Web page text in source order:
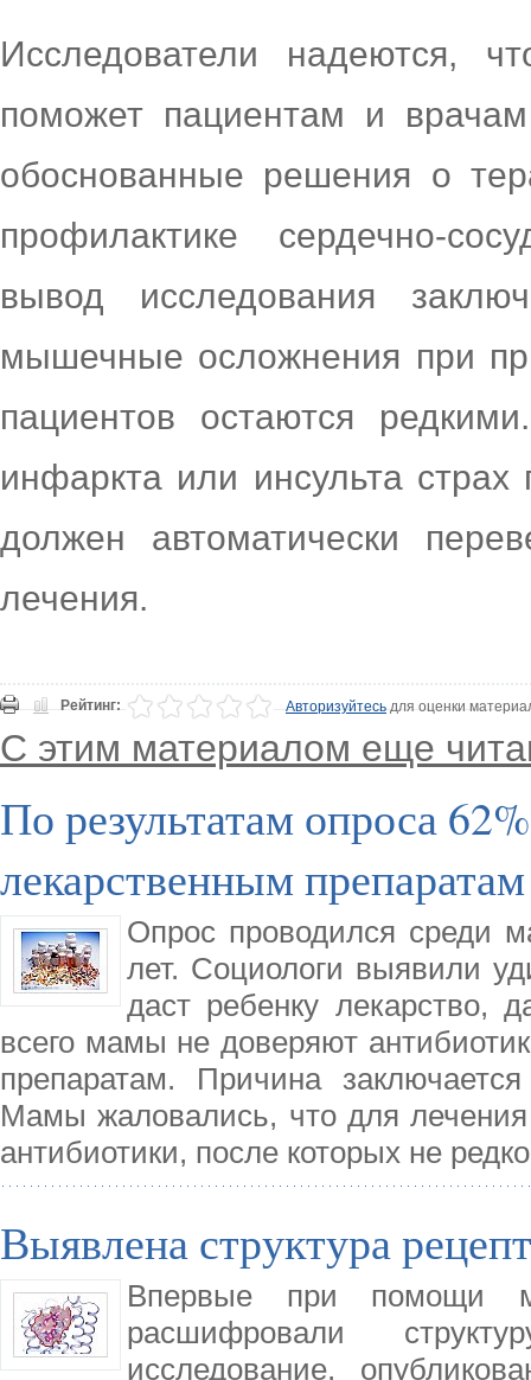
Исследователи надеются,
поможет пациентам и
обоснованные решения о
профилактике сердечно-
вывод исследования
мышечные осложнения при
пациентов остаются
инфаркта или инсульта
должен автоматически
лечения.
Рейтинг: Авторизуйтесьдля оценки
С этим материалом еще
По результатам опроса
лекарственным препаратам
Опрос проводился среди
лет. Социологи выявили
даст ребенку лекарство,
всего мамы не доверяют
препаратам. Причина
Мамы жаловались, что для
антибиотики, после которых не
Выявлена структура
Впервые при помощи
расшифровали
исследование,